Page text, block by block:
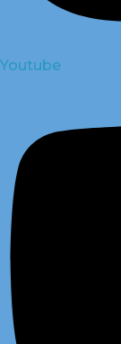
Youtube